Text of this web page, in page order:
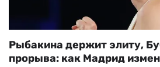
Рыбакина держит элиту,
прорыва: как Мадрид